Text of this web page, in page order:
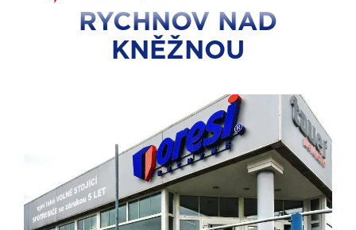
RYCHNOV NAD
KNĚŽNOU